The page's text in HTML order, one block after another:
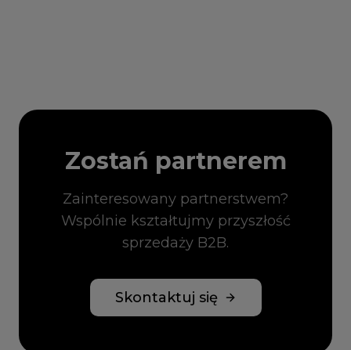
Zostań partnerem
Zainteresowany partnerstwem?
Wspólnie kształtujmy przyszłość
sprzedaży B2B.
Skontaktuj się